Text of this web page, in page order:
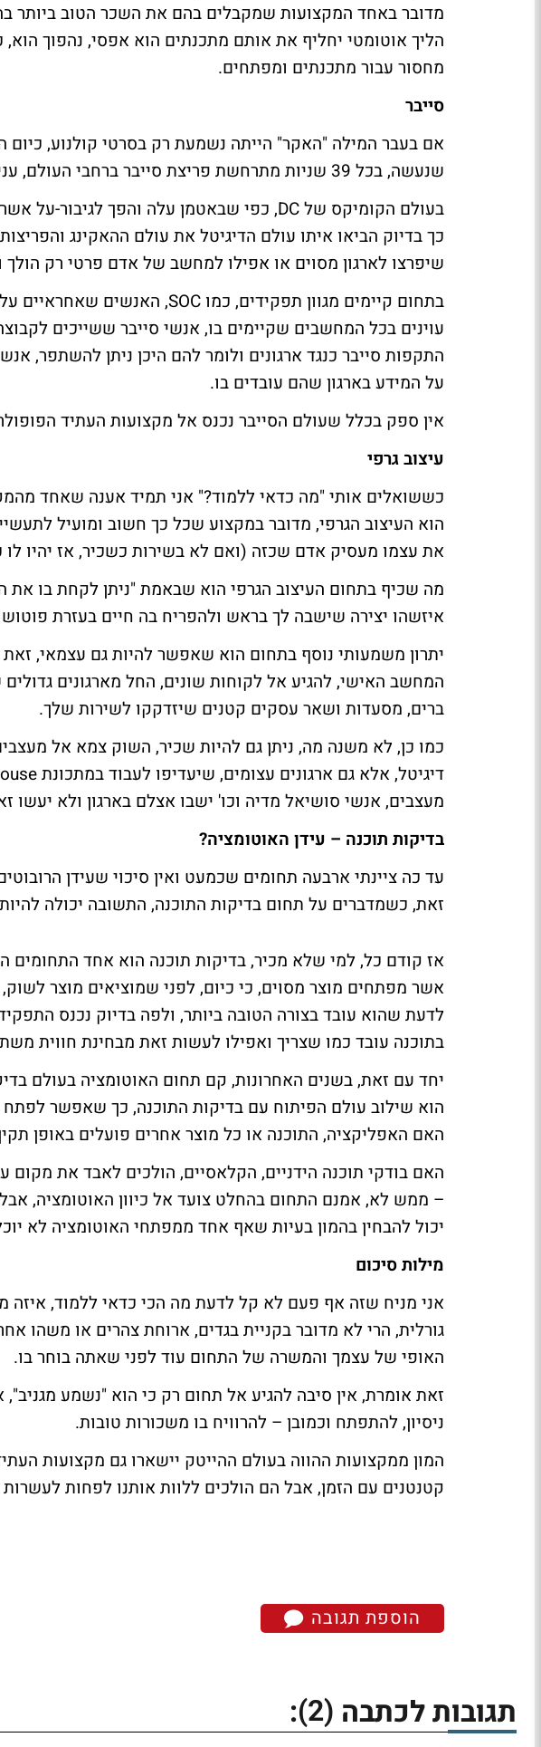
מדובר באחד המקצועות שמקבלים בהם את השכר הטוב ביותר
הליך אוטומטי יחליף את אותם מתכנתים הוא אפסי, נהפוך
מחסור עבור מתכנתים ומפתחים.
סייבר
אם בעבר המילה "האקר" הייתה נשמעת רק בסרטי קולנוע,
שנעשה, בכל 39 שניות מתרחשת פריצת סייבר ברחבי העולם, עניין די נוראי, לא?
בעולם הקומיקס שלDC, כפי שבאטמן עלה והפך לגיבור-על
כך בדיוק הביאו איתו עולם הדיגיטל את עולם ההאקינג
שיפרצו לארגון מסוים או אפילו למחשב של אדם פרטי רק הולך
בתחום קיימים מגוון תפקידים, כמו SOC, האנשים שאחראיים על
עוינים בכל המחשבים שקיימים בו, אנשי סייבר ששייכים
התקפות סייבר כנגד ארגונים ולומר להם היכן ניתן להשתפר,
על המידע בארגון שהם עובדים בו.
אין ספק בכלל שעולם הסייבר נכנס אל מקצועות העתיד
עיצוב גרפי
כששואלים אותי "מה כדאי ללמוד?" אני תמיד אענה שאחד
הוא העיצוב הגרפי, מדובר במקצוע שכל כך חשוב ומועיל
את עצמו מעסיק אדם שכזה (ואם לא בשירות כשכיר, אז יהיו
מה שכיף בתחום העיצוב הגרפי הוא שבאמת "ניתן לקחת בו את
איזשהו יצירה שישבה לך בראש ולהפריח בה חיים בעזרת
יתרון משמעותי נוסף בתחום הוא שאפשר להיות גם עצמאי,
המחשב האישי, להגיע אל לקוחות שונים, החל מארגונים
ברים, מסעדות ושאר עסקים קטנים שיזדקקו לשירות שלך.
כמו כן, לא משנה מה, ניתן גם להיות שכיר, השוק צמא אל
דיגיטל, אלא גם ארגונים עצומים, שיעדיפו לעבוד במתכונת
מעצבים, אנשי סושיאל מדיה וכו' ישבו אצלם בארגון ולא יעשו
בדיקות תוכנה – עידן האוטומציה?
עד כה ציינתי ארבעה תחומים שכמעט ואין סיכוי שעידן
זאת, כשמדברים על תחום בדיקות התוכנה, התשובה יכולה
אז קודם כל, למי שלא מכיר, בדיקות תוכנה הוא אחד התחומים
אשר מפתחים מוצר מסוים, כי כיום, לפני שמוציאים מוצר
לדעת שהוא עובד בצורה הטובה ביותר, ולפה בדיוק נכנס
בתוכנה עובד כמו שצריך ואפילו לעשות זאת מבחינת חווית
יחד עם זאת, בשנים האחרונות, קם תחום האוטומציה בעולם
הוא שילוב עולם הפיתוח עם בדיקות התוכנה, כך שאפשר לפתח
האם האפליקציה, התוכנה או כל מוצר אחרים פועלים באופן
האם בודקי תוכנה הידניים, הקלאסיים, הולכים לאבד את
– ממש לא, אמנם התחום בהחלט צועד אל כיוון האוטומציה,
יכול להבחין בהמון בעיות שאף אחד ממפתחי האוטומציה לא
מילות סיכום
אני מניח שזה אף פעם לא קל לדעת מה הכי כדאי ללמוד, איזה
גורלית, הרי לא מדובר בקניית בגדים, ארוחת צהרים או משהו
האופי של עצמך והמשרה של התחום עוד לפני שאתה בוחר בו.
זאת אומרת, אין סיבה להגיע אל תחום רק כי הוא "נשמע
ניסיון, להתפתח וכמובן – להרוויח בו משכורות טובות.
המון ממקצועות ההווה בעולם ההייטק יישארו גם מקצועות
קטנטנים עם הזמן, אבל הם הולכים ללוות אותנו לפחות
הוספת תגובה
תגובות לכתבה (2)
: